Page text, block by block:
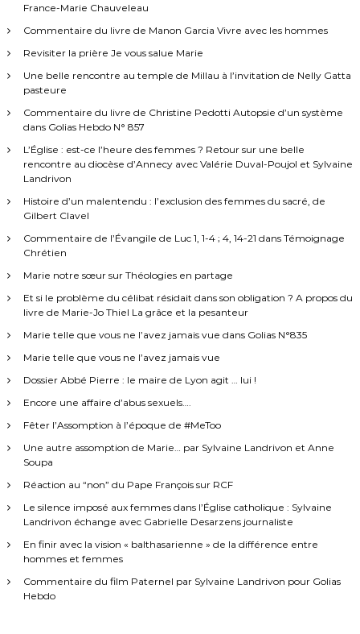
France-Marie Chauveleau
Commentaire du livre de Manon Garcia Vivre avec les hommes
Revisiter la prière Je vous salue Marie
Une belle rencontre au temple de Millau à l’invitation de Nelly Gatta
pasteure
Commentaire du livre de Christine Pedotti Autopsie d’un système
dans Golias Hebdo N° 857
L’Église : est-ce l’heure des femmes ? Retour sur une belle
rencontre au diocèse d’Annecy avec Valérie Duval-Poujol et Sylvaine
Landrivon
Histoire d’un malentendu : l’exclusion des femmes du sacré, de
Gilbert Clavel
Commentaire de l’Évangile de Luc 1, 1-4 ; 4, 14-21 dans Témoignage
Chrétien
Marie notre sœur sur Théologies en partage
Et si le problème du célibat résidait dans son obligation ? A propos du
livre de Marie-Jo Thiel La grâce et la pesanteur
Marie telle que vous ne l’avez jamais vue dans Golias N°835
Marie telle que vous ne l’avez jamais vue
Dossier Abbé Pierre : le maire de Lyon agit … lui !
Encore une affaire d’abus sexuels….
Fêter l’Assomption à l’époque de #MeToo
Une autre assomption de Marie… par Sylvaine Landrivon et Anne
Soupa
Réaction au “non” du Pape François sur RCF
Le silence imposé aux femmes dans l’Église catholique : Sylvaine
Landrivon échange avec Gabrielle Desarzens journaliste
En finir avec la vision « balthasarienne » de la différence entre
hommes et femmes
Commentaire du film Paternel par Sylvaine Landrivon pour Golias
Hebdo